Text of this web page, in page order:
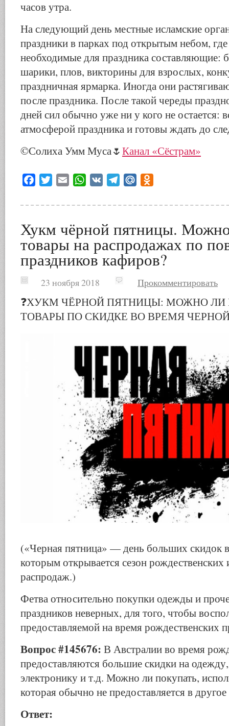
часов утра.
На следующий день местные исламские
праздники в парках под открытым небом, где
необходимые для праздника составляющие:
шарики, плов, викторины для взрослых,
праздничная ярмарка. Иногда они
после праздника. После такой череды
дней сил обычно уже ни у кого не остается:
атмосферой праздника и готовы ждать до
©️Солиха Умм Муса🌷Канал «Сёстрам»
Facebook
Twitter Email WhatsApp
VK TelegramMail.Ru
Хукм чёрной пятницы.
товары на распродажах по
праздников кафиров?
23 ноября 2018 Прокомментировать
❓ХУКМ ЧЁРНОЙ ПЯТНИЦЫ: МОЖНО ЛИ
ТОВАРЫ ПО СКИДКЕ ВО ВРЕМЯ
(«Черная пятница» — день больших скидок
которым открывается сезон рождественских
распродаж.)
Фетва относительно покупки одежды и
праздников неверных, для того, чтобы
предоставляемой на время рождественских
Вопрос #145676: В Австралии во время
предоставляются большие скидки на
электронику и т.д. Можно ли покупать,
которая обычно не предоставляется в
Ответ: